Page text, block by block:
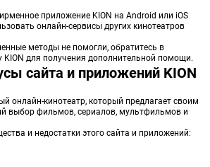
приложение KION на Android или iOS
онлайн-сервисы других кинотеатров
методы не помогли, обратитесь в
KION для получения дополнительной помощи.
сайта и приложений KION
онлайн-кинотеатр, который предлагает своим
выбор фильмов, сериалов, мультфильмов и
и недостатки этого сайта и приложений: